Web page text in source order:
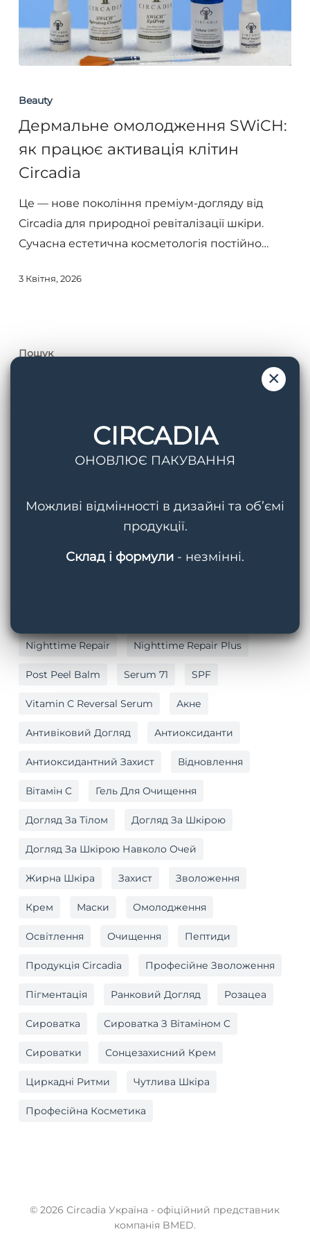
омолодження
як
працює
активація
клітин
Circadia
Beauty
Дермальне омолодження SWiCH:
як працює активація клітин
Circadia
Це — нове покоління преміум-догляду від
Circadia для природної ревіталізації шкіри.
Сучасна естетична косметологія постійно…
3 Квітня, 2026
Пошук
AquaPorin Hydrating Cream BMED
Cleansing Gel With Mandelic Acid
Hydralox Light Day Sunscreen SPF 37
Nighttime Repair Nighttime Repair Plus
Post Peel Balm Serum 71 SPF
Vitamin C Reversal Serum Акне
Антивіковий Догляд Антиоксиданти
Антиоксидантний Захист Відновлення
Вітамін C Гель Для Очищення
Догляд За Тілом Догляд За Шкірою
Догляд За Шкірою Навколо Очей
Жирна Шкіра Захист Зволоження
Крем Маски Омолодження
Освітлення Очищення Пептиди
Продукція Circadia Професійне Зволоження
Пігментація Ранковий Догляд Розацеа
Сироватка Сироватка З Вітаміном C
Сироватки Сонцезахисний Крем
Циркадні Ритми Чутлива Шкіра
Професійна Косметика
© 2026 Circadia Україна - офіційний представник
компанія BMED.
×
CIRCADIA
ОНОВЛЮЄ ПАКУВАННЯ
Можливі відмінності в дизайні та об’ємі
продукції.
Склад і формули - незмінні.